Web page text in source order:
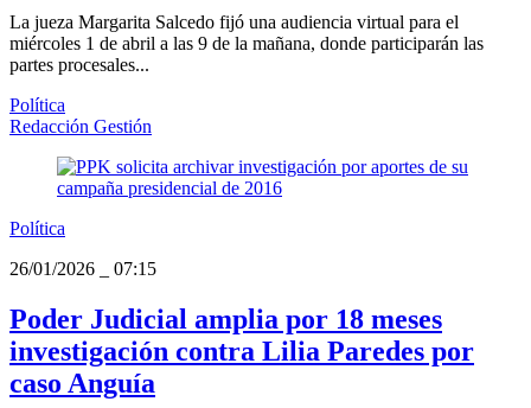
La jueza Margarita Salcedo fijó una audiencia virtual para el
miércoles 1 de abril a las 9 de la mañana, donde participarán las
partes procesales...
Política
Redacción Gestión
Política
26/01/2026
07:15
Poder Judicial amplia por 18 meses
investigación contra Lilia Paredes por
caso Anguía